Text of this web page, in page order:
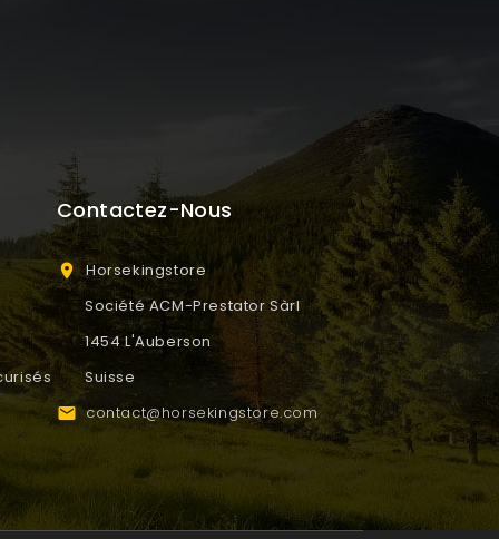
Contactez-Nous

Horsekingstore
Société ACM-Prestator Sàrl
1454 L'Auberson
Suisse
 contact@horsekingstore.com